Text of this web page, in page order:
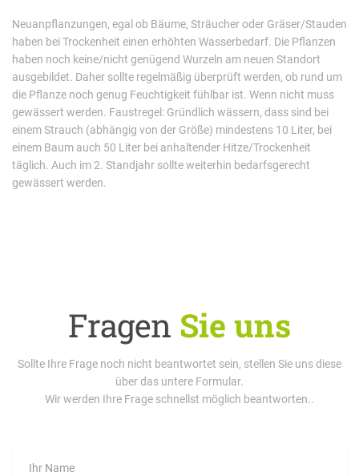
Neuanpflanzungen, egal ob Bäume, Sträucher oder Gräser/Stauden
haben bei Trockenheit einen erhöhten Wasserbedarf. Die Pflanzen
haben noch keine/nicht genügend Wurzeln am neuen Standort
ausgebildet. Daher sollte regelmäßig überprüft werden, ob rund um
die Pflanze noch genug Feuchtigkeit fühlbar ist. Wenn nicht muss
gewässert werden. Faustregel: Gründlich wässern, dass sind bei
einem Strauch (abhängig von der Größe) mindestens 10 Liter, bei
einem Baum auch 50 Liter bei anhaltender Hitze/Trockenheit
täglich. Auch im 2. Standjahr sollte weiterhin bedarfsgerecht
gewässert werden.
Fragen Sie uns
Sollte Ihre Frage noch nicht beantwortet sein, stellen Sie uns diese
über das untere Formular.
Wir werden Ihre Frage schnellst möglich beantworten..